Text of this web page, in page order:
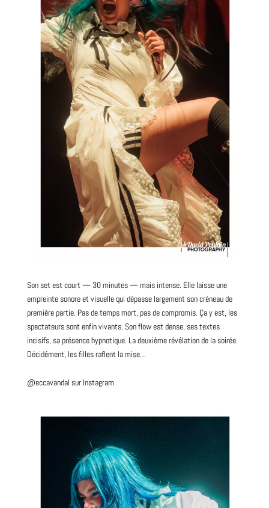
Son set est court — 30 minutes — mais intense. Elle laisse une
empreinte sonore et visuelle qui dépasse largement son créneau de
première partie. Pas de temps mort, pas de compromis. Ça y est, les
spectateurs sont enfin vivants. Son flow est dense, ses textes
incisifs, sa présence hypnotique. La deuxième révélation de la soirée.
Décidément, les filles raflent la mise…
@eccavandal sur Instagram